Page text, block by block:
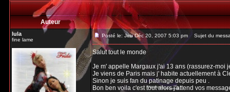
Auteur
lula
fine lame
Posté le: Jeu Déc 20, 2007 5:03 pm Sujet du
Salut tout le monde
Je m' appelle Margaux j'ai 13 ans (rassurez-moi
Je viens de Paris mais j' habite actuellement à
Sinon je suis fan du patinage depuis peu .
Bon ben voila c'est tout alors j'attend vos